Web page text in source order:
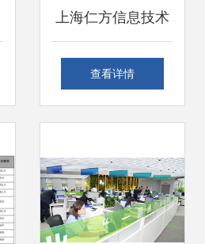
上海仁方信息技术
专注互联网营销运
销售新增长
查看详情